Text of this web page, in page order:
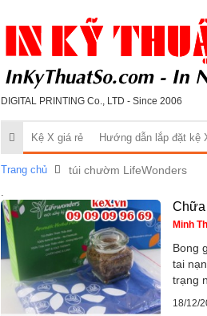
DIGITAL PRINTING Co., LTD - Since 2006
Kệ X giá rẻ Hướng dẫn lắp đặt kệ
Trang chủ túi chườm LifeWonders
Chữa
Minh
Bong
tai
trạng
18/12/